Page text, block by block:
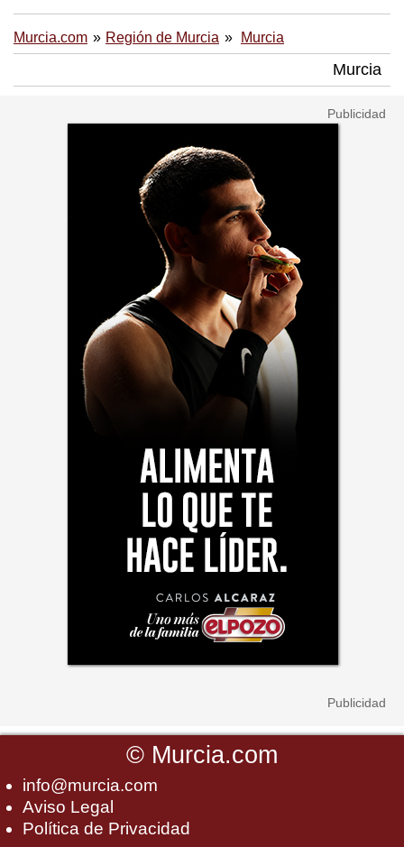
Murcia.com Región de Murcia Murcia
Murcia
© Murcia.com
info@murcia.com
Aviso Legal
Política de Privacidad